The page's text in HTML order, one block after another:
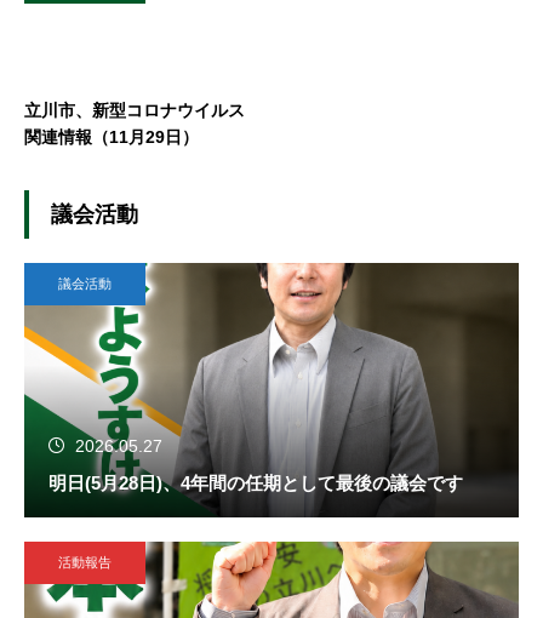
立川市、新型コロナウイルス
関連情報（11月29日）
議会活動
議会活動
2026.05.27
明日(5月28日)、4年間の任期として最後の議会です
活動報告